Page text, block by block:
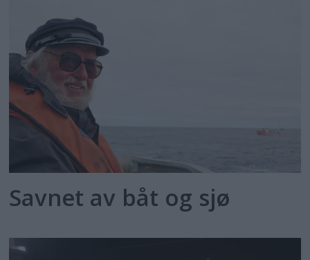
Savnet av båt og sjø